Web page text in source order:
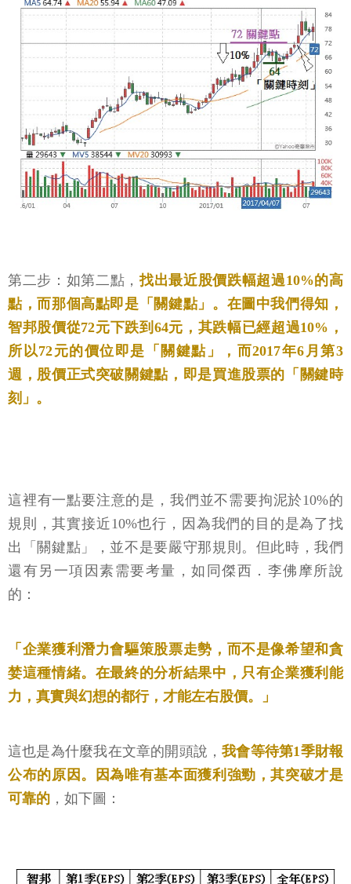
第二步：如第二點，找出最近股價跌幅超過10%的高
點，而那個高點即是「關鍵點」。在圖中我們得知，
智邦股價從72元下跌到64元，其跌幅已經超過10%，
所以72元的價位即是「關鍵點」，而2017年6月第3
週，股價正式突破關鍵點，即是買進股票的「關鍵時
刻」。
這裡有一點要注意的是，我們並不需要拘泥於10%的
規則，其實接近10%也行，因為我們的目的是為了找
出「關鍵點」，並不是要嚴守那規則。但此時，我們
還有另一項因素需要考量，如同傑西．李佛摩所說
的：
「企業獲利潛力會驅策股票走勢，而不是像希望和貪
婪這種情緒。在最終的分析結果中，只有企業獲利能
力，真實與幻想的都行，才能左右股價。」
這也是為什麼我在文章的開頭說，我會等待第1季財報
公布的原因。因為唯有基本面獲利強勁，其突破才是
可靠的 ，如下圖：